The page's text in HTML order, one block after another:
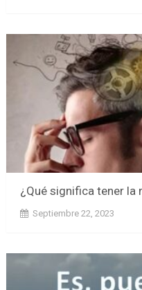
¿Qué significa tener la
Septiembre 22, 2023